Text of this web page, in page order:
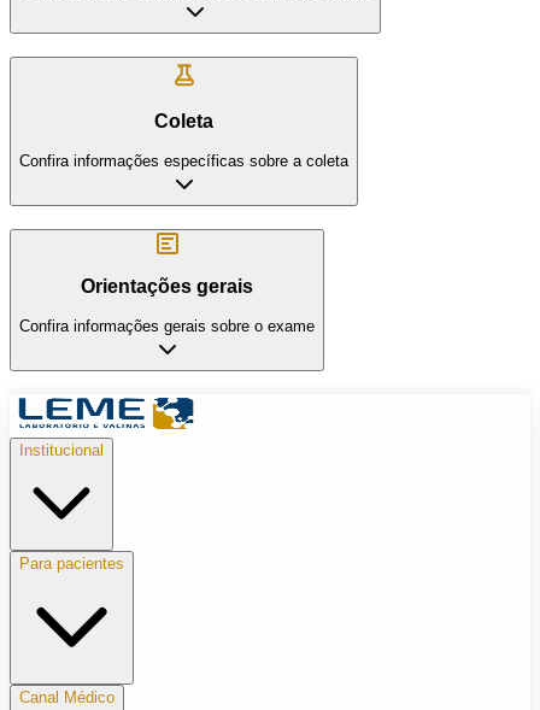
Coleta
Confira informações específicas sobre a coleta
Orientações gerais
Confira informações gerais sobre o exame
Institucional
Para pacientes
Canal Médico